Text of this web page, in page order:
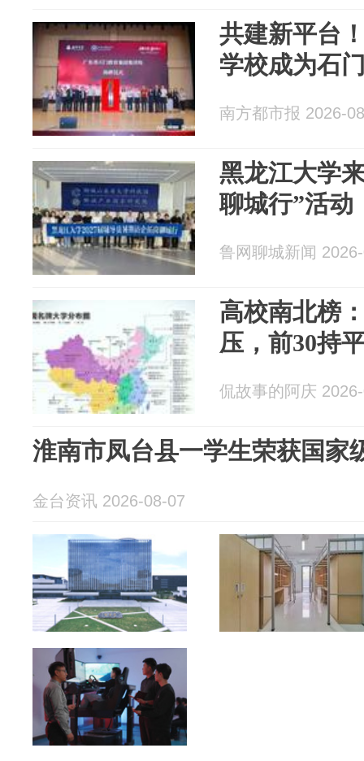
共建新平台
学校成为石
南方都市报 2026-
黑龙江大学
聊城行”活动
鲁网聊城新闻
高校南北榜
压，前30持
侃故事的阿庆
淮南市凤台县一学生荣获国家
金台资讯 2026-08-07